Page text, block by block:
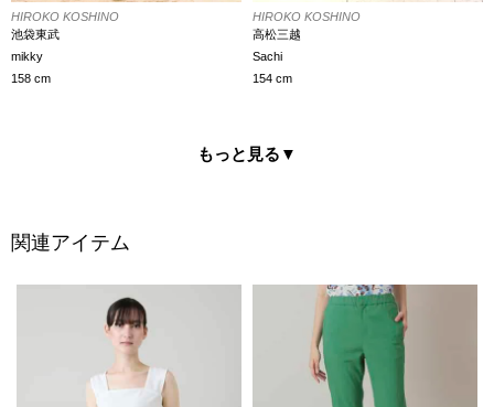
HIROKO KOSHINO
池袋東武
mikky
158 cm
HIROKO KOSHINO
高松三越
Sachi
154 cm
もっと見る ▼
関連アイテム